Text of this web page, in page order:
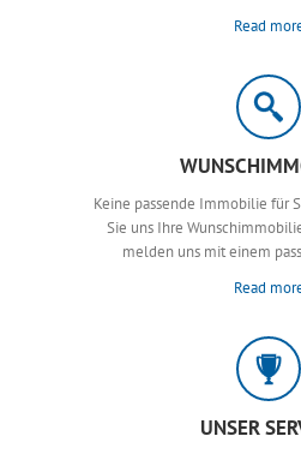
Read
Keine passende Immobilie für
Sie uns Ihre
melden uns mit einem
Read
UNSER